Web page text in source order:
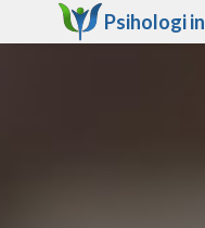
Psihologi in